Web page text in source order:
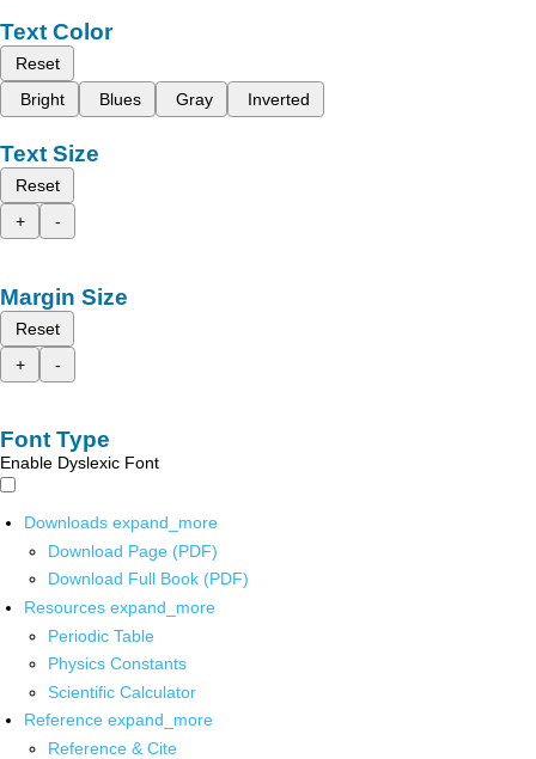
Text Color
Reset
Bright
Blues Gray Inverted
Text Size
Reset
+
-
Margin Size
Reset
+
-
Font Type
Enable Dyslexic Font
Downloads expand_more
Download Page (PDF)
Download Full Book (PDF)
Resources expand_more
Periodic Table
Physics Constants
Scientific Calculator
Reference expand_more
Reference & Cite